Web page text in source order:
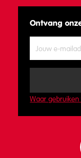
Ontvang
Waar